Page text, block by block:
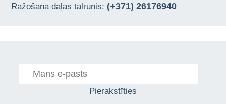
Ražošana daļas tālrunis: (+371) 26176940
Pierakstīties